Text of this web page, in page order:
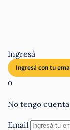
Ingresá
o
No tengo cuenta
Email